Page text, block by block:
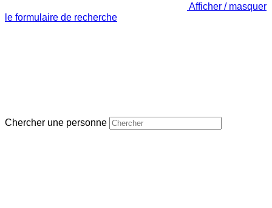
Afficher / masquer
le formulaire de recherche
Chercher une personne